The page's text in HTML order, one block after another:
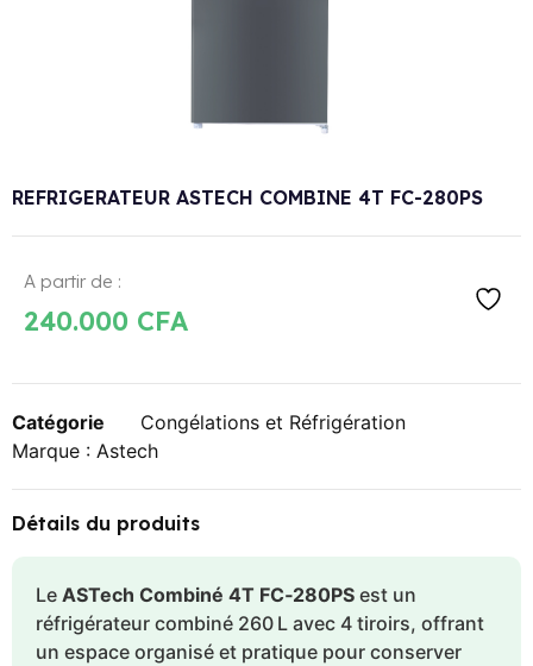
REFRIGERATEUR ASTECH COMBINE 4T FC-280PS
A partir de :
240.000 CFA
Catégorie
Congélations et Réfrigération
Marque : Astech
Détails du produits
Le ASTech Combiné 4T FC‑280PS est un
réfrigérateur combiné 260 L avec 4 tiroirs, offrant
un espace organisé et pratique pour conserver